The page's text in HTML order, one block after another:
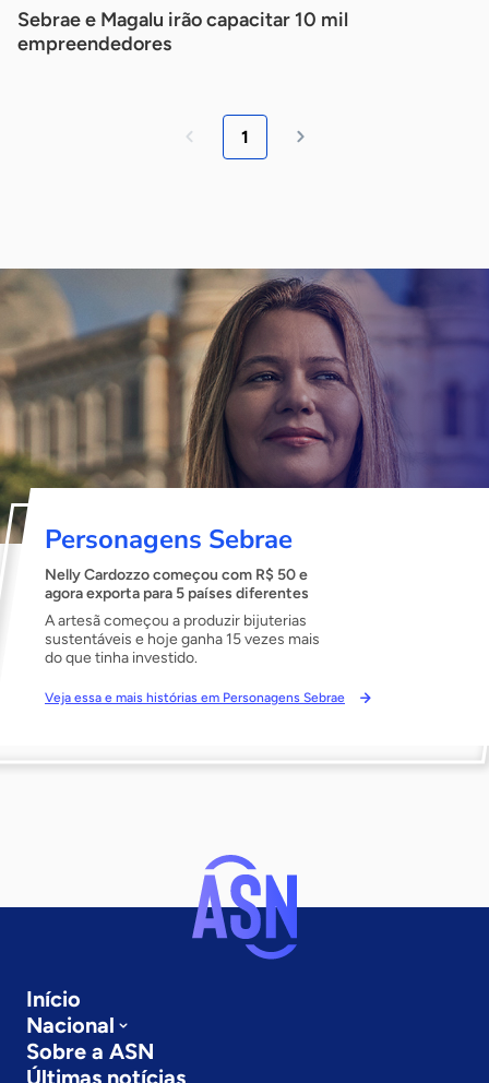
Sebrae e Magalu irão capacitar 10 mil
empreendedores
1
Personagens Sebrae
Nelly Cardozzo começou com R$ 50 e
agora exporta para 5 países diferentes
A artesã começou a produzir bijuterias
sustentáveis e hoje ganha 15 vezes mais
do que tinha investido.
Veja essa e mais histórias em Personagens Sebrae
Início
Nacional
Sobre a ASN
Últimas notícias